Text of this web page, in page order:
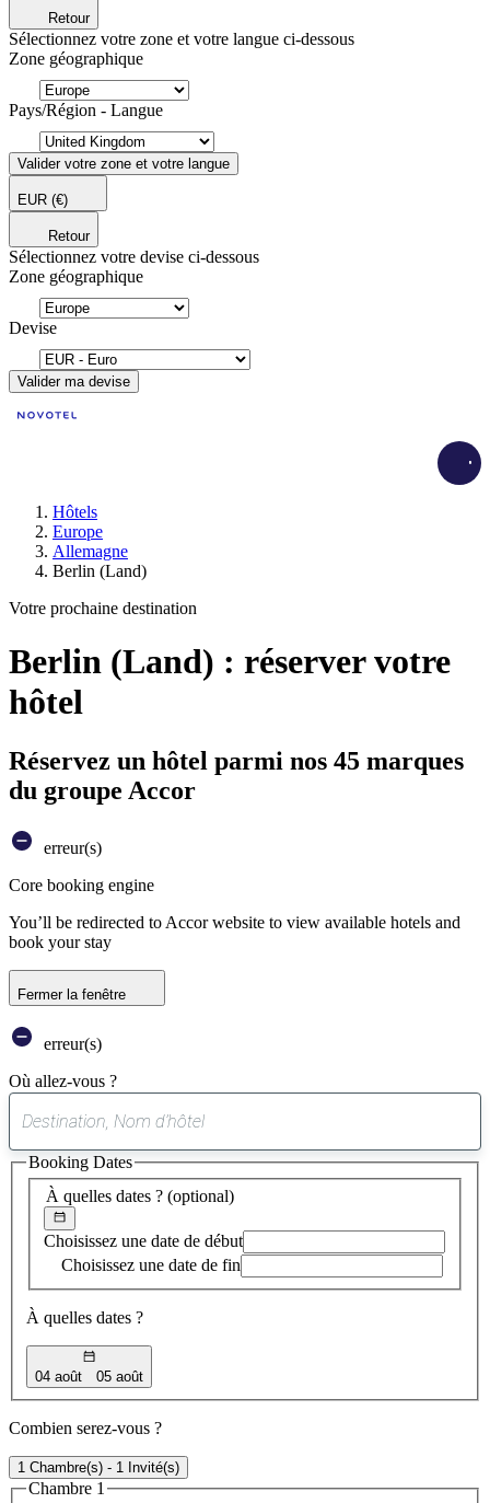
Retour
Sélectionnez votre zone et votre langue ci-dessous
Zone géographique
Pays/Région - Langue
Valider votre zone et votre langue
EUR (€)
Retour
Sélectionnez votre devise ci-dessous
Zone géographique
Devise
Valider ma devise
Hôtels
Europe
Allemagne
Berlin (Land)
Votre prochaine destination
Berlin (Land) : réserver votre
hôtel
Réservez un hôtel parmi nos 45 marques
du groupe Accor
erreur(s)
Core booking engine
You’ll be redirected to Accor website to view available hotels and
book your stay
Fermer la fenêtre
erreur(s)
Où allez-vous ?
suggestion
trouvée
À quelles dates ? (optional)
Choisissez une date de début
Choisissez une date de fin
À quelles dates ?
04 août 05 août
Booking Dates
Combien serez-vous ?
1 Chambre(s) - 1 Invité(s)
Chambre 1